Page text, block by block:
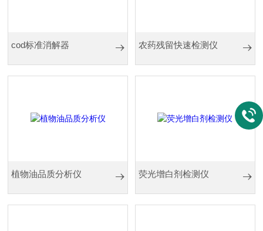
cod标准消解器 农药残留快速检测仪
植物油品质分析仪 荧光增白剂检测仪